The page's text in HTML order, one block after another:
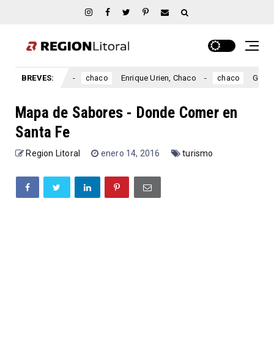
BREVES:
Chaco chaco Enrique Urien, Chaco chaco General
Mapa de Sabores - Donde Comer en
Santa Fe
Region Litoral enero 14, 2016 turismo